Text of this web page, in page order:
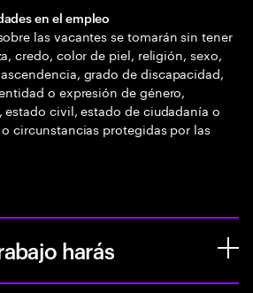
en el empleo
las vacantes se tomarán sin tener
credo, color de piel, religión, sexo,
grado de discapacidad,
o expresión de género,
civil, estado de ciudadanía o
circunstancias protegidas por las
harás